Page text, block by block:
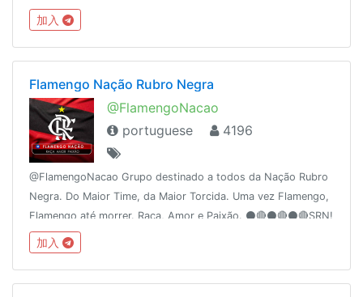
https://t.me/wwwdevofftopicBlog: https://medium.com/php-
brasilDúvidas entre em contato com um adm.
加入
Flamengo Nação Rubro Negra
@FlamengoNacao
portuguese
4196
@FlamengoNacao Grupo destinado a todos da Nação Rubro
Negra. Do Maior Time, da Maior Torcida. Uma vez Flamengo,
Flamengo até morrer. Raça, Amor e Paixão. ⚫️🔴⚫️🔴⚫️🔴SRN!
加入